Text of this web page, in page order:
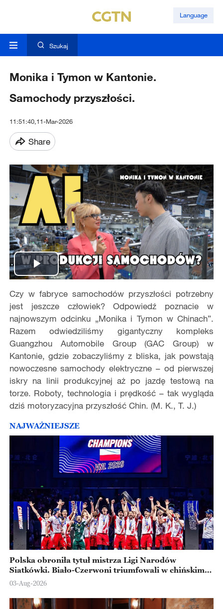
Language
Szukaj
Monika i Tymon w Kantonie.
Samochody przyszłości.
11:51:40,11-Mar-2026
Share
Play
Video
Czy w fabryce samochodów przyszłości potrzebny
jest jeszcze człowiek? Odpowiedź poznacie w
najnowszym odcinku „Monika i Tymon w Chinach”.
Razem odwiedziliśmy gigantyczny kompleks
Guangzhou Automobile Group (GAC Group) w
Kantonie, gdzie zobaczyliśmy z bliska, jak powstają
nowoczesne samochody elektryczne – od pierwszej
iskry na linii produkcyjnej aż po jazdę testową na
torze. Roboty, technologia i prędkość – tak wygląda
dziś motoryzacyjna przyszłość Chin. (M. K., T. J.)
NAJWAŻNIEJSZE
Polska obroniła tytuł mistrza Ligi Narodów
Siatkówki. Biało-Czerwoni triumfowali w chińskim
Ningbo
03-Aug-2026